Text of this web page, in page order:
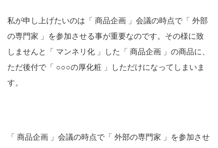
私が申し上げたいのは「 商品企画 」会議の時点で「 外部
の専門家 」を参加させる事が重要なのです。その様に致
しませんと「 マンネリ化 」した「 商品企画 」の商品に、
ただ後付で「 ○○○の厚化粧 」しただけになってしまいま
す。
「 商品企画 」会議の時点で「 外部の専門家 」を参加させ